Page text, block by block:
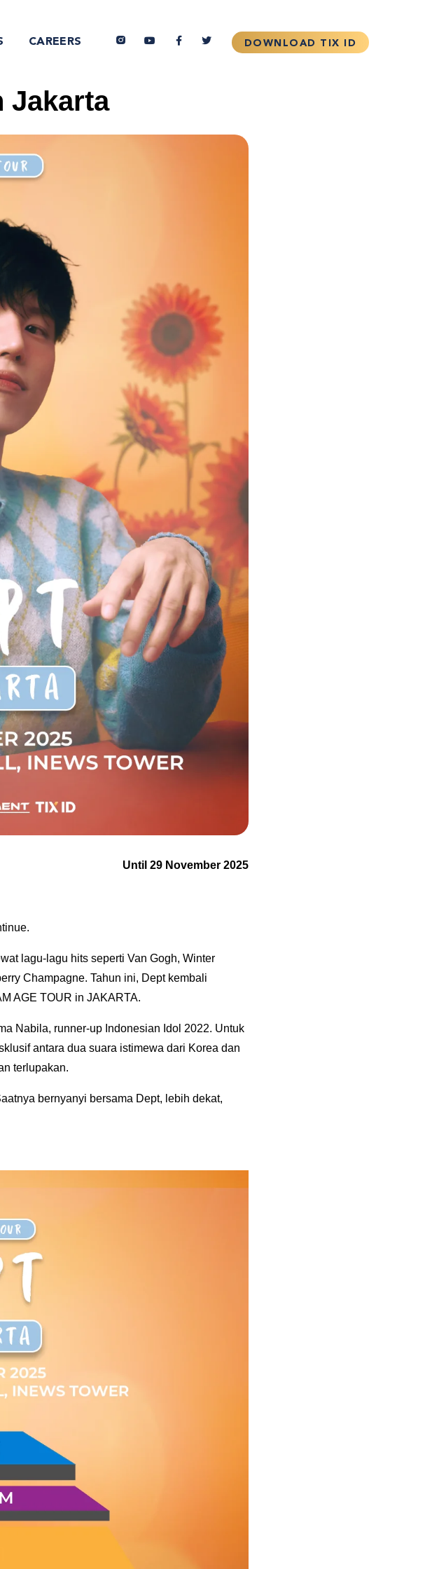
CAREERS
Jakarta
Until 29 November 2025
lagu-lagu hits seperti Van Gogh, Winter
Champagne. Tahun ini, Dept kembali
AGE TOUR in JAKARTA.
Nabila, runner-up Indonesian Idol 2022. Untuk
antara dua suara istimewa dari Korea dan
terlupakan.
bernyanyi bersama Dept, lebih dekat,